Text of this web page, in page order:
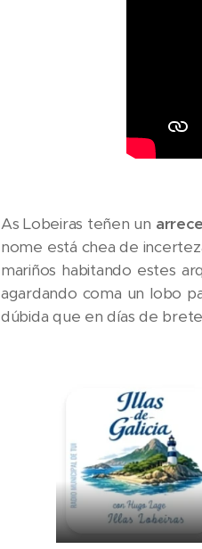
As Lobeiras teñen un
nome está chea de
mariños habitando estes
agardando coma un lobo
dúbida que en días de